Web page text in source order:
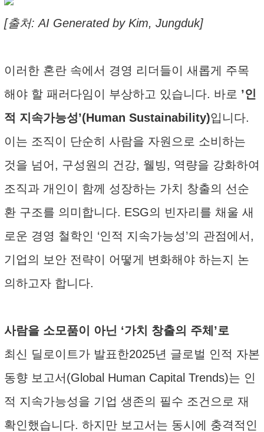
[출처: AI Generated by Kim, Jungduk]
이러한 혼란 속에서 경영 리더들이 새롭게 주목
해야 할 패러다임이 부상하고 있습니다. 바로 ’인
적 지속가능성’(Human Sustainability)입니다.
이는 조직이 단순히 사람을 자원으로 소비하는
것을 넘어, 구성원의 건강, 웰빙, 역량을 강화하여
조직과 개인이 함께 성장하는 가치 창출의 선순
환 구조를 의미합니다. ESG의 빈자리를 채울 새
로운 경영 철학인 ‘인적 지속가능성’의 관점에서,
기업의 보안 전략이 어떻게 변화해야 하는지 논
의하고자 합니다.
사람을 소모품이 아닌 ‘가치 창출의 주체’로
최신 딜로이트가 발표한2025년 글로벌 인적 자본
동향 보고서(Global Human Capital Trends)는 인
적 지속가능성을 기업 생존의 필수 조건으로 재
확인했습니다. 하지만 보고서는 동시에 충격적인